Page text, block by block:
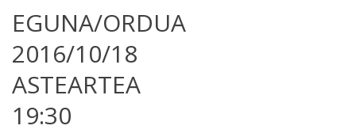
EGUNA/ORDUA
2016/10/18
ASTEARTEA
19:30